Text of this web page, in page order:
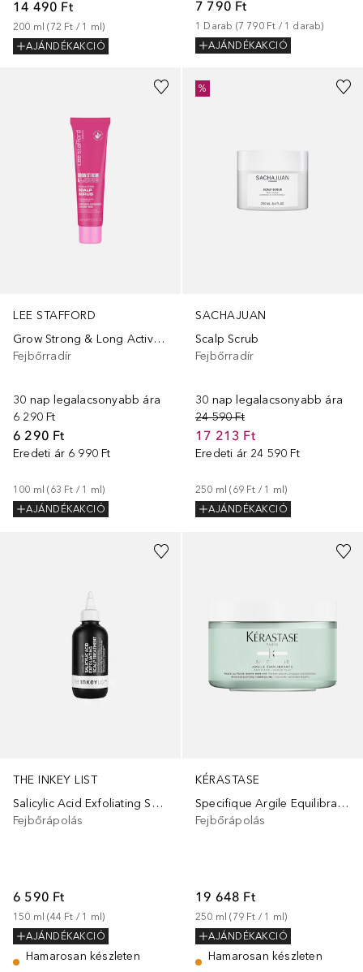
14 490 Ft
200 ml (72 Ft / 1 ml)
AJÁNDÉKAKCIÓ
7 790 Ft
1 Darab (7 790 Ft / 1 darab)
AJÁNDÉKAKCIÓ
LEE STAFFORD
Grow Strong & Long Activation Scalp Scrub
Fejbőrradír
30 nap legalacsonyabb ára
6 290 Ft
6 290 Ft
Eredeti ár 6 990 Ft
100 ml (63 Ft / 1 ml)
AJÁNDÉKAKCIÓ
SACHAJUAN
Scalp Scrub
Fejbőrradír
30 nap legalacsonyabb ára
24 590 Ft
17 213 Ft
Eredeti ár 24 590 Ft
250 ml (69 Ft / 1 ml)
AJÁNDÉKAKCIÓ
%
THE INKEY LIST
Salicylic Acid Exfoliating Scalp Treatment
Fejbőrápolás
6 590 Ft
150 ml (44 Ft / 1 ml)
AJÁNDÉKAKCIÓ
Hamarosan készleten
KÉRASTASE
Specifique Argile Equilibrante
Fejbőrápolás
19 648 Ft
250 ml (79 Ft / 1 ml)
AJÁNDÉKAKCIÓ
Hamarosan készleten